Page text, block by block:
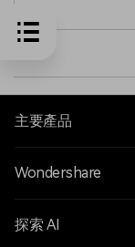
主要產品
Wondershare
探索 AI